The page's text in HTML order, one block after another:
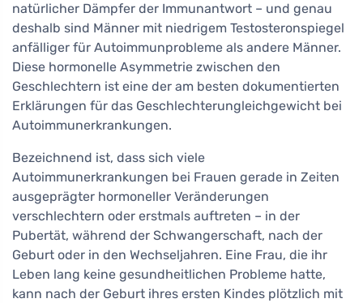
natürlicher Dämpfer der Immunantwort – und genau
deshalb sind Männer mit niedrigem Testosteronspiegel
anfälliger für Autoimmunprobleme als andere Männer.
Diese hormonelle Asymmetrie zwischen den
Geschlechtern ist eine der am besten dokumentierten
Erklärungen für das Geschlechterungleichgewicht bei
Autoimmunerkrankungen.
Bezeichnend ist, dass sich viele
Autoimmunerkrankungen bei Frauen gerade in Zeiten
ausgeprägter hormoneller Veränderungen
verschlechtern oder erstmals auftreten – in der
Pubertät, während der Schwangerschaft, nach der
Geburt oder in den Wechseljahren. Eine Frau, die ihr
Leben lang keine gesundheitlichen Probleme hatte,
kann nach der Geburt ihres ersten Kindes plötzlich mit